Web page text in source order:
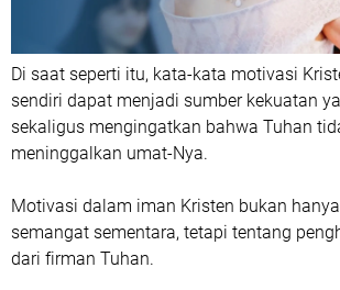
Di saat seperti itu, kata-kata motivasi
sendiri dapat menjadi sumber kekuatan
sekaligus mengingatkan bahwa Tuhan
meninggalkan umat-Nya.
Motivasi dalam iman Kristen bukan
semangat sementara, tetapi tentang
dari firman Tuhan.